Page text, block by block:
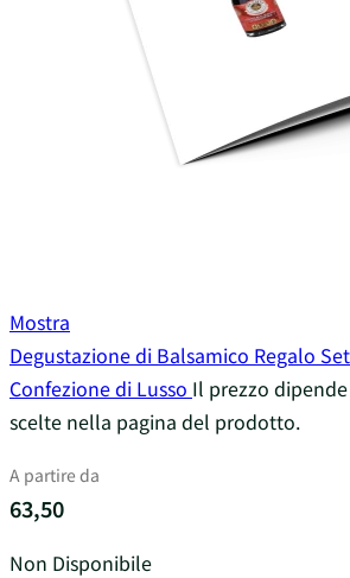
Mostra
Degustazione di Balsamico Regalo
Confezione di Lusso Il prezzo
scelte nella pagina del prodotto.
A partire da
63,50
Non Disponibile